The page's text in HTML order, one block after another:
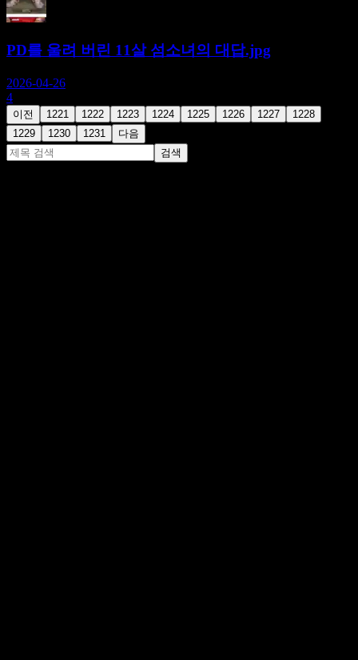
PD를 울려 버린 11살 섬소녀의 대답.jpg
2026-04-26
4
이전 1221 1222 1223 1224 1225 1226 1227
1228
1229
1230 1231
다음
검색